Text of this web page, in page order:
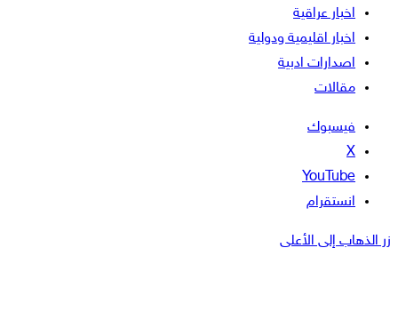
اخبار عراقية
اخبار اقليمية ودولية
اصدارات ادبية
مقالات
فيسبوك
‫X
‫YouTube
انستقرام
زر الذهاب إلى الأعلى